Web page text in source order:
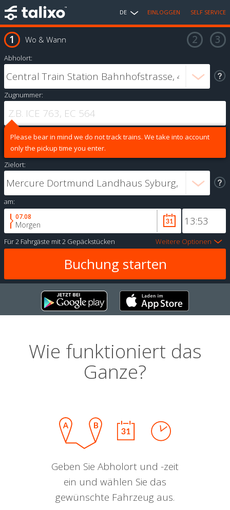
DE EINLOGGEN SELF SERVICE
Wo & Wann
Abholort:
Zugnummer:
Please bear in mind we do not track trains. We take into account
only the pickup time you enter.
Zielort:
am:
07.08
Morgen
Für2 Fahrgäste mit2 Gepäckstücken Weitere Optionen
Wie funktioniert das
Ganze?
Geben Sie Abholort und -zeit
ein und wählen Sie das
gewünschte Fahrzeug aus.